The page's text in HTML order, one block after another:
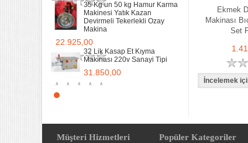
35 Kg un 50 kg Hamur Karma
Makinesi Yatık Kazan
Devirmeli Tekerlekli Ozay
Makina
22.925,00
32 Lik Kasap Et Kıyma
Makinası 220v Sanayi Tipi
31.850,00
Ekmek
Makinası
Set
Müşteri Hizmetleri Popüler Kategoriler